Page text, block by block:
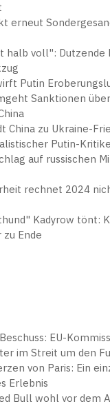
erneut
halb voll": Dutzende
Putin
Sanktionen
China zu Ukraine-
Putin-
auf russischen
rechnet 2024
Kadyrow tönt:
Ende
EU-
im Streit um den
von Paris: Ein
Erlebnis
Bull wohl vor dem